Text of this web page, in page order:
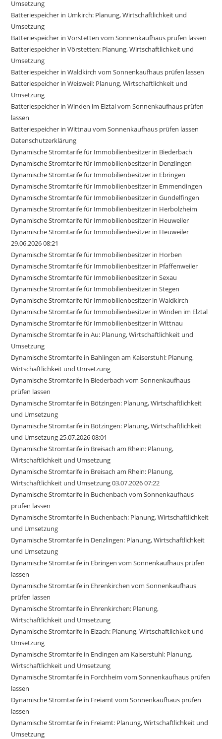
Umsetzung
Batteriespeicher in Umkirch: Planung, Wirtschaftlichkeit und
Umsetzung
Batteriespeicher in Vörstetten vom Sonnenkaufhaus prüfen lassen
Batteriespeicher in Vörstetten: Planung, Wirtschaftlichkeit und
Umsetzung
Batteriespeicher in Waldkirch vom Sonnenkaufhaus prüfen lassen
Batteriespeicher in Weisweil: Planung, Wirtschaftlichkeit und
Umsetzung
Batteriespeicher in Winden im Elztal vom Sonnenkaufhaus prüfen
lassen
Batteriespeicher in Wittnau vom Sonnenkaufhaus prüfen lassen
Datenschutzerklärung
Dynamische Stromtarife für Immobilienbesitzer in Biederbach
Dynamische Stromtarife für Immobilienbesitzer in Denzlingen
Dynamische Stromtarife für Immobilienbesitzer in Ebringen
Dynamische Stromtarife für Immobilienbesitzer in Emmendingen
Dynamische Stromtarife für Immobilienbesitzer in Gundelfingen
Dynamische Stromtarife für Immobilienbesitzer in Herbolzheim
Dynamische Stromtarife für Immobilienbesitzer in Heuweiler
Dynamische Stromtarife für Immobilienbesitzer in Heuweiler
29.06.2026 08:21
Dynamische Stromtarife für Immobilienbesitzer in Horben
Dynamische Stromtarife für Immobilienbesitzer in Pfaffenweiler
Dynamische Stromtarife für Immobilienbesitzer in Sexau
Dynamische Stromtarife für Immobilienbesitzer in Stegen
Dynamische Stromtarife für Immobilienbesitzer in Waldkirch
Dynamische Stromtarife für Immobilienbesitzer in Winden im Elztal
Dynamische Stromtarife für Immobilienbesitzer in Wittnau
Dynamische Stromtarife in Au: Planung, Wirtschaftlichkeit und
Umsetzung
Dynamische Stromtarife in Bahlingen am Kaiserstuhl: Planung,
Wirtschaftlichkeit und Umsetzung
Dynamische Stromtarife in Biederbach vom Sonnenkaufhaus
prüfen lassen
Dynamische Stromtarife in Bötzingen: Planung, Wirtschaftlichkeit
und Umsetzung
Dynamische Stromtarife in Bötzingen: Planung, Wirtschaftlichkeit
und Umsetzung 25.07.2026 08:01
Dynamische Stromtarife in Breisach am Rhein: Planung,
Wirtschaftlichkeit und Umsetzung
Dynamische Stromtarife in Breisach am Rhein: Planung,
Wirtschaftlichkeit und Umsetzung 03.07.2026 07:22
Dynamische Stromtarife in Buchenbach vom Sonnenkaufhaus
prüfen lassen
Dynamische Stromtarife in Buchenbach: Planung, Wirtschaftlichkeit
und Umsetzung
Dynamische Stromtarife in Denzlingen: Planung, Wirtschaftlichkeit
und Umsetzung
Dynamische Stromtarife in Ebringen vom Sonnenkaufhaus prüfen
lassen
Dynamische Stromtarife in Ehrenkirchen vom Sonnenkaufhaus
prüfen lassen
Dynamische Stromtarife in Ehrenkirchen: Planung,
Wirtschaftlichkeit und Umsetzung
Dynamische Stromtarife in Elzach: Planung, Wirtschaftlichkeit und
Umsetzung
Dynamische Stromtarife in Endingen am Kaiserstuhl: Planung,
Wirtschaftlichkeit und Umsetzung
Dynamische Stromtarife in Forchheim vom Sonnenkaufhaus prüfen
lassen
Dynamische Stromtarife in Freiamt vom Sonnenkaufhaus prüfen
lassen
Dynamische Stromtarife in Freiamt: Planung, Wirtschaftlichkeit und
Umsetzung